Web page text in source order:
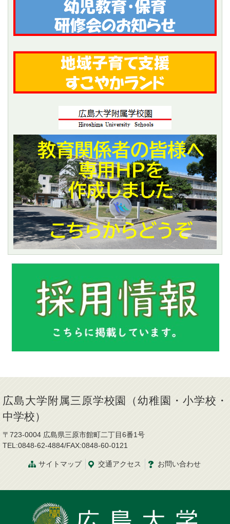
広島大学附属三原学校園（幼稚園・小学校・
中学校）
〒723-0004 広島県三原市館町二丁目6番1号
TEL:0848-62-4884/FAX:0848-60-0121
サイトマップ 交通アクセス お問い合わせ